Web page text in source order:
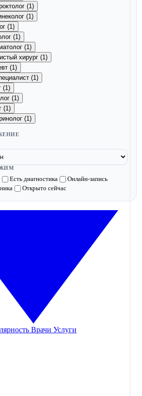
(1)
(1)
(1)
(1)
(1)
хирург (1)
(1)
(1)
(1)
(1)
(1)
(1)
Есть диагностика
Онлайн-запись
Открыто сейчас
Врачи Услуги